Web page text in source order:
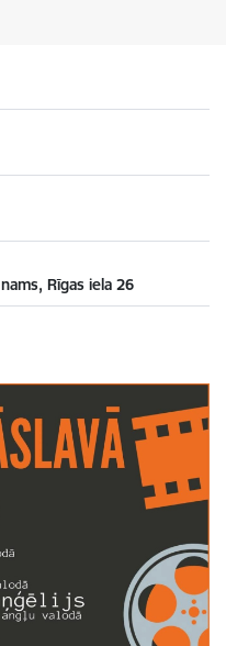
Rīgas iela 26